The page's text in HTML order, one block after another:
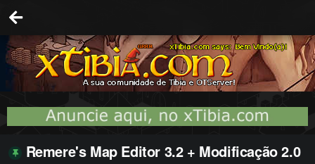
Remere's Map Editor 3.2 + Modificação 2.0